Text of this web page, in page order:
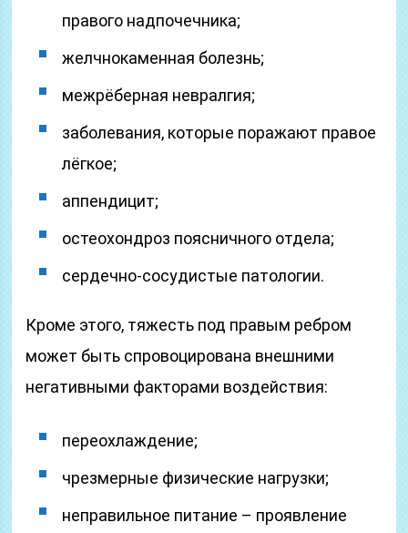
правого надпочечника;
желчнокаменная болезнь;
межрёберная невралгия;
заболевания, которые поражают правое
лёгкое;
аппендицит;
остеохондроз поясничного отдела;
сердечно-сосудистые патологии.
Кроме этого, тяжесть под правым ребром
может быть спровоцирована внешними
негативными факторами воздействия:
переохлаждение;
чрезмерные физические нагрузки;
неправильное питание – проявление